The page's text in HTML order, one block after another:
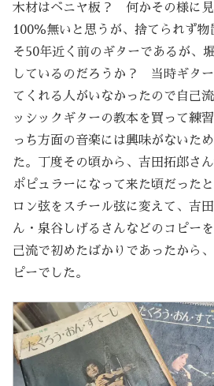
木材はベニヤ板？ 何かその様に
100％無いと思うが、捨てられず物
そ50年近く前のギターであるが、
しているのだろうか？ 当時ギタ
てくれる人がいなかったので自己
ッシックギターの教本を買って練
っち方面の音楽には興味がないた
た。丁度その頃から、吉田拓郎さ
ポピュラーになって来た頃だった
ロン弦をスチール弦に変えて、吉
ん・泉谷しげるさんなどのコピー
己流で初めたばかりであったから
ピーでした。